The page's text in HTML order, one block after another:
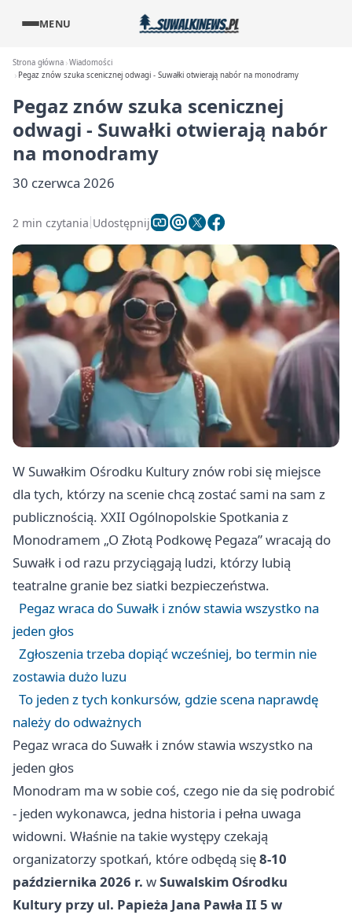
MENU
Strona główna Wiadomości
Pegaz znów szuka scenicznej odwagi - Suwałki otwierają nabór na monodramy
Pegaz znów szuka scenicznej
odwagi - Suwałki otwierają nabór
na monodramy
30 czerwca 2026
2 min czytania Udostępnij
W Suwałkim Ośrodku Kultury znów robi się miejsce
dla tych, którzy na scenie chcą zostać sami na sam z
publicznością. XXII Ogólnopolskie Spotkania z
Monodramem „O Złotą Podkowę Pegaza” wracają do
Suwałk i od razu przyciągają ludzi, którzy lubią
teatralne granie bez siatki bezpieczeństwa.
Pegaz wraca do Suwałk i znów stawia wszystko na
jeden głos
Zgłoszenia trzeba dopiąć wcześniej, bo termin nie
zostawia dużo luzu
To jeden z tych konkursów, gdzie scena naprawdę
należy do odważnych
Pegaz wraca do Suwałk i znów stawia wszystko na
jeden głos
Monodram ma w sobie coś, czego nie da się podrobić
- jeden wykonawca, jedna historia i pełna uwaga
widowni. Właśnie na takie występy czekają
organizatorzy spotkań, które odbędą się8-10
października 2026 r. wSuwalskim Ośrodku
Kultury przy ul. Papieża Jana Pawła II 5 w